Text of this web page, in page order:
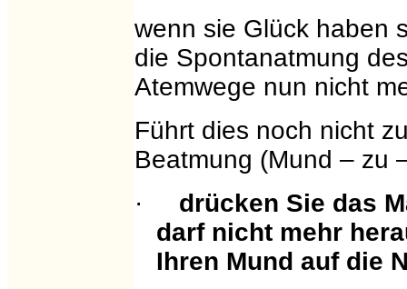
wenn sie Glück haben
die Spontanatmung
Atemwege nun nicht
Führt dies noch nicht
Beatmung (Mund – zu
·
drücken Sie das
darf nicht mehr
Ihren Mund auf die